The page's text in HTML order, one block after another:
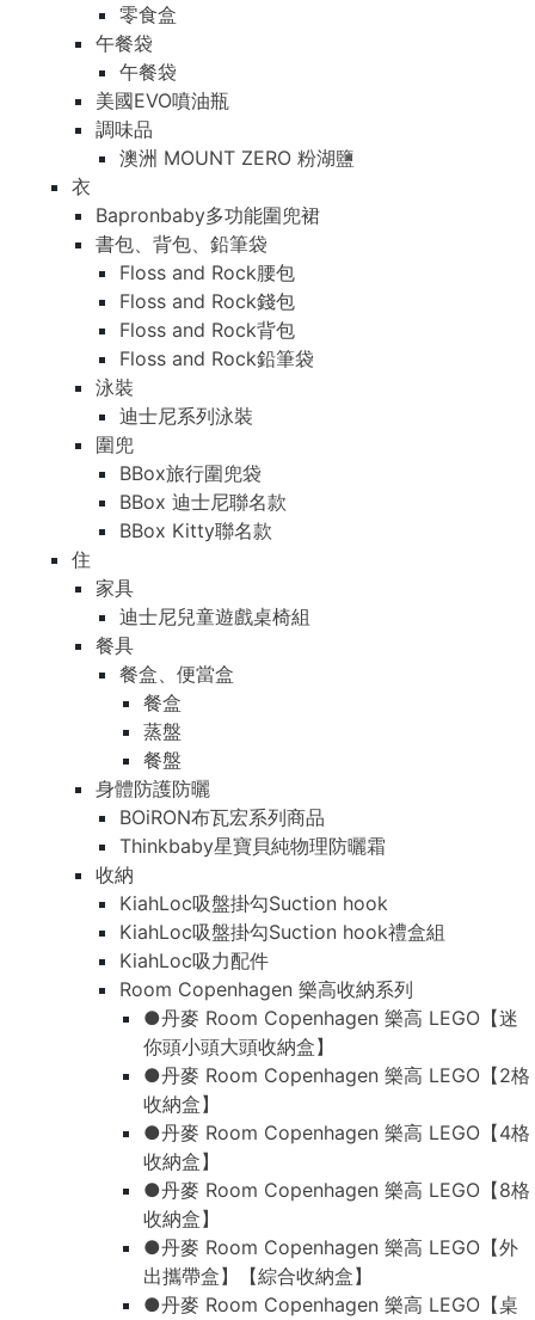
零食盒
午餐袋
午餐袋
美國EVO噴油瓶
調味品
澳洲 MOUNT ZERO 粉湖鹽
衣
Bapronbaby多功能圍兜裙
書包、背包、鉛筆袋
Floss and Rock腰包
Floss and Rock錢包
Floss and Rock背包
Floss and Rock鉛筆袋
泳裝
迪士尼系列泳裝
圍兜
BBox旅行圍兜袋
BBox 迪士尼聯名款
BBox Kitty聯名款
住
家具
迪士尼兒童遊戲桌椅組
餐具
餐盒、便當盒
餐盒
蒸盤
餐盤
身體防護防曬
BOiRON布瓦宏系列商品
Thinkbaby星寶貝純物理防曬霜
收納
KiahLoc吸盤掛勾Suction hook
KiahLoc吸盤掛勾Suction hook禮盒組
KiahLoc吸力配件
Room Copenhagen 樂高收納系列
●丹麥 Room Copenhagen 樂高 LEGO【迷
你頭小頭大頭收納盒】
●丹麥 Room Copenhagen 樂高 LEGO【2格
收納盒】
●丹麥 Room Copenhagen 樂高 LEGO【4格
收納盒】
●丹麥 Room Copenhagen 樂高 LEGO【8格
收納盒】
●丹麥 Room Copenhagen 樂高 LEGO【外
出攜帶盒】【綜合收納盒】
●丹麥 Room Copenhagen 樂高 LEGO【桌